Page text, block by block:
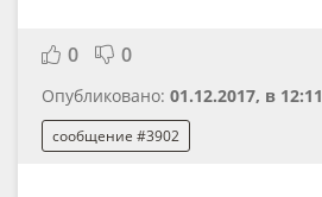
0 0
Опубликовано: 01.12.2017, в 12:11
сообщение #3902